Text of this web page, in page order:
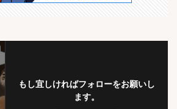
もし宜しければフォローをお願いし
ます。